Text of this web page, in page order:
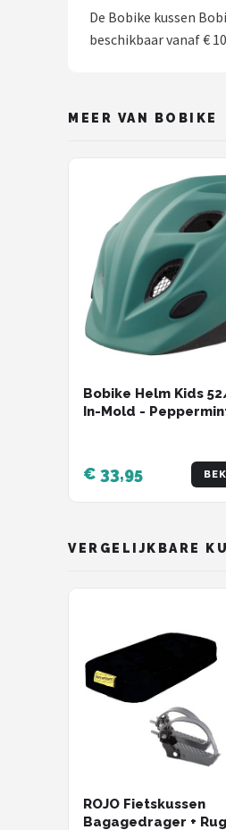
Schwalbe
Shimano
Alle merken →
De Bobike kussen
beschikbaar vanaf €
MEER VAN BOBIKE
Bobike Helm Kids
In-Mold -
€ 33,95
VERGELIJKBARE
ROJO Fietskussen
Bagagedrager +